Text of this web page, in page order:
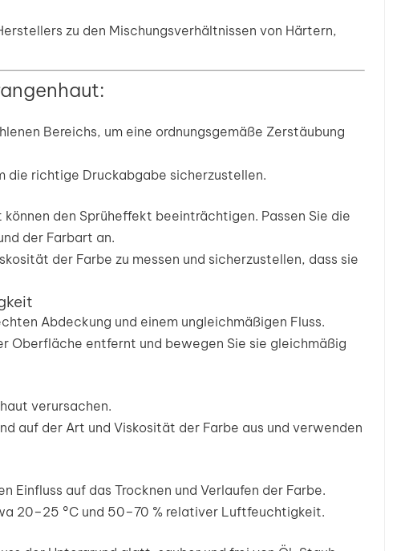
zu den Mischungsverhältnissen von Härtern,
Bereichs, um eine ordnungsgemäße Zerstäubung
die richtige Druckabgabe sicherzustellen.
den Sprüheffekt beeinträchtigen. Passen Sie die
der Farbart an.
der Farbe zu messen und sicherzustellen, dass sie
Abdeckung und einem ungleichmäßigen Fluss.
entfernt und bewegen Sie sie gleichmäßig
verursachen.
auf der Art und Viskosität der Farbe aus und verwenden
auf das Trocknen und Verlaufen der Farbe.
20–25 °C und 50–70 % relativer Luftfeuchtigkeit.